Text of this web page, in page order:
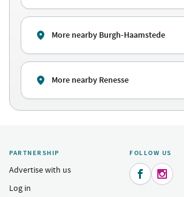
More nearby Burgh-Haamstede
More nearby Renesse
PARTNERSHIP
Advertise with us
Log in
FOLLOW US
 